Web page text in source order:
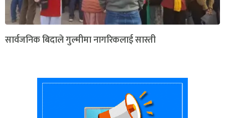
सार्वजनिक बिदाले गुल्मीमा नागरिकलाई सास्ती